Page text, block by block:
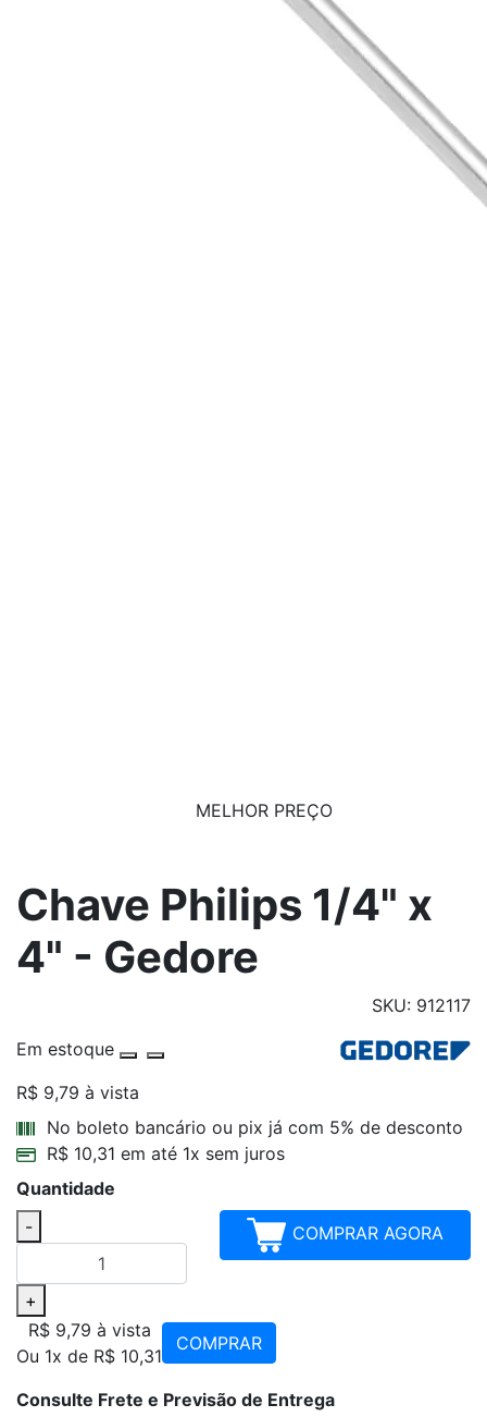
MELHOR PREÇO
Chave Philips 1/4" x
4" - Gedore
SKU: 912117
Em estoque
R$ 9,79 à vista
No boleto bancário ou pix já com 5% de desconto
R$ 10,31 em até 1x sem juros
Quantidade
-
+
COMPRAR AGORA
R$ 9,79 à vista
Ou 1x de R$ 10,31
COMPRAR
Consulte Frete e Previsão de Entrega